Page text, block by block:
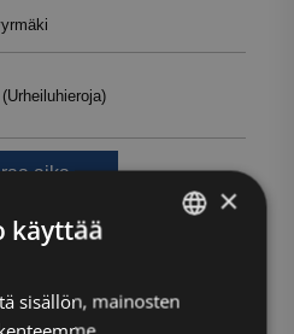
ENGLISH
×
käyttää
sisällön, mainosten